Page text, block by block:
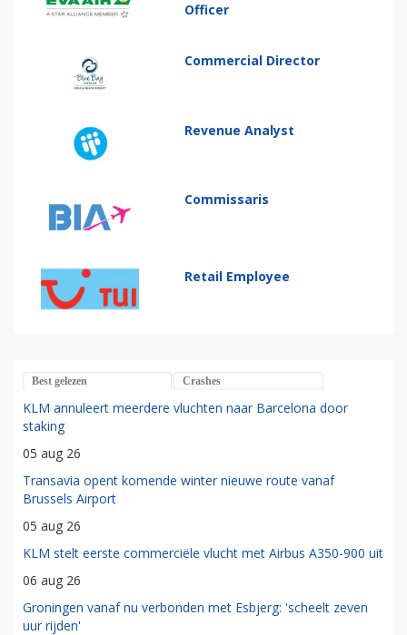
Officer
Commercial Director
Revenue Analyst
Commissaris
Retail Employee
Best gelezen Crashes
KLM annuleert meerdere vluchten naar Barcelona door
staking
05 aug 26
Transavia opent komende winter nieuwe route vanaf
Brussels Airport
05 aug 26
KLM stelt eerste commerciële vlucht met Airbus A350-900 uit
06 aug 26
Groningen vanaf nu verbonden met Esbjerg: 'scheelt zeven
uur rijden'